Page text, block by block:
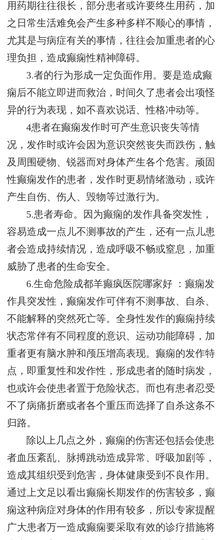
用药期往往很长，部分患者或许要终生用药，加
之日常生活难免会产生多种多样不顺心的事情，
尤其是与病症有关的事情，往往会加重患者的心
理负担，造成癫痫性精神障碍。
3.者的行为形成一定负面作用。要是造成癫
痫后不能立即进而救治，时间久了患者会出项怪
异的行为表现，如不喜欢说话、性格冲动等。
4患者在癫痫发作时可产生意识丧失等情
况，发作时或许会因为意识突然丧失而跌伤，触
及周围硬物、锐器而对身体产生各个危害。顽固
性癫痫发作的患者，发作时更易情绪激动，或许
产生自伤、伤人、毁物等过激行为。
5.患者寿命。因为癫痫的发作具备突发性，
容易造成一点儿不测事故的产生，还有一点儿患
者会造成持续情况，造成呼吸不畅或窒息，加重
威胁了患者的生命安全。
6.生命危险成都羊癫疯医院哪家好 ：癫痫发
作具突发性，癫痫发作可伴有不测事故、自杀、
不能解释的突然死亡等。全身性发作的癫痫持续
状态常伴有不同程度的意识、运动功能障碍，加
重者更有脑水肿和颅压增高表现。癫痫的发作特
点，即重复性和发作性，形成患者的随时病发，
也或许会使患者置于危险状态。而也有患者忍受
不了病痛折磨或者各个重压而选择了自杀这条不
归路。
除以上几点之外，癫痫的伤害还包括会使患
者血压紊乱、脉搏跳动造成异常、呼吸加剧等，
造成其组织受到危害，身体健康受到不良作用。
通过上文足以看出癫痫长期发作的伤害较多，癫
痫这种病症对身体的作用有较多，所以专家提醒
广大患者万一造成癫痫要采取有效的诊疗措施将